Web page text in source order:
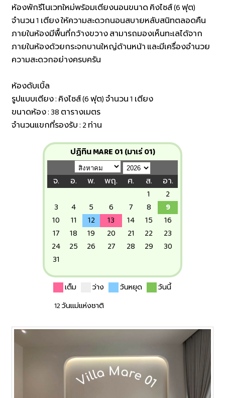
ห้องพักรีโนเวทใหม่พร้อมเตียงนอนขนาด คิงไซส์ (6 ฟุต)
จำนวน 1 เตียง ให้ความสะดวกนอนสบายหลับสนิทตลอดคืน
ภายในห้องมีพื้นที่กว้างขวาง สามารถมองเห็นทะเลได้จาก
ภายในห้องด้วยกระจกบานใหญ่ด้านหน้า และมีเครื่องอำนวย
ความสะดวกอย่างครบครัน
ห้องดับเบิ้ล
รูปแบบเตียง : คิงไซส์ (6 ฟุต) จำนวน 1 เตียง
ขนาดห้อง : 38 ตารางเมตร
จำนวนแขกที่รองรับ : 2 ท่าน
ปฏิทิน MARE 01 (มาเร่ 01)
จ. อ. พ. พฤ. ศ. ส.
อา.
1
2
3
4 5 6 7 8
9
10
11 12 13 14 15
16
17
18 19 20 21 22
23
24
25 26 27 28 29
30
31
เต็ม ว่าง วันหยุด
วันนี้
12 วันแม่แห่งชาติ